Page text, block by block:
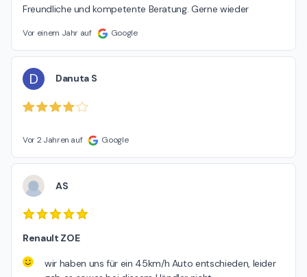
Freundliche und kompetente Beratung. Gerne wieder
Vor einem Jahr auf Google
D Danuta S
Vor 2 Jahren auf Google
AS
Renault ZOE
wir haben uns für ein 45km/h Auto entschieden, leider